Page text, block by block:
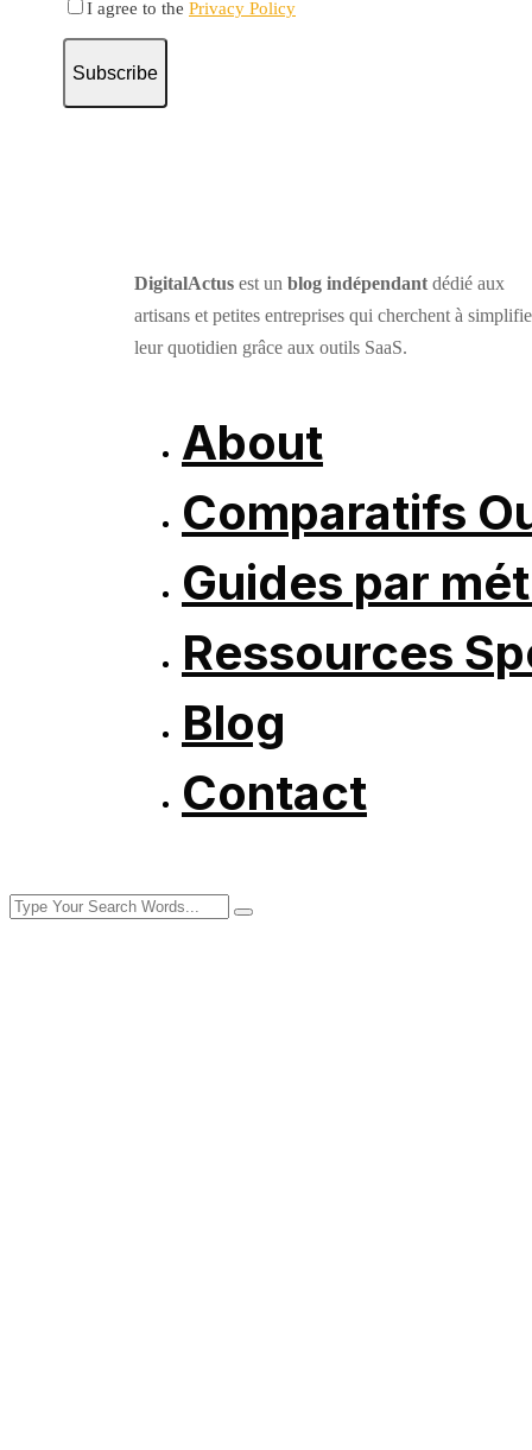
I agree to the Privacy Policy
Subscribe
DigitalActus est un blog indépendant dédié aux
artisans et petites entreprises qui cherchent à
leur quotidien grâce aux outils SaaS.
About
Comparatifs
Guides par
Ressources
Blog
Contact